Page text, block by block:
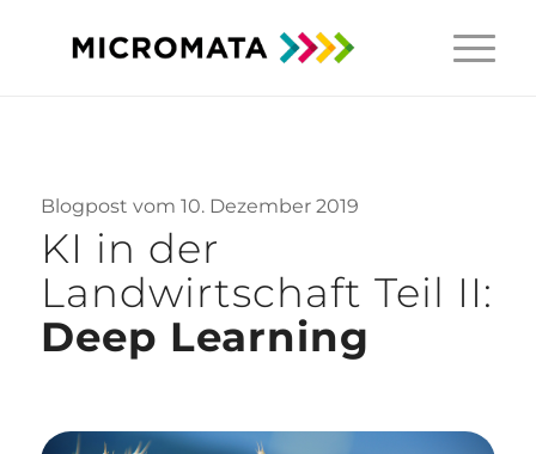
Blogpost vom 10. Dezember 2019
KI in der
Landwirtschaft Teil II:
Deep Learning